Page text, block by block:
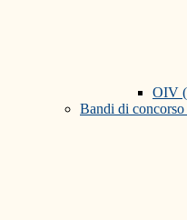
OIV
Bandi di concorso